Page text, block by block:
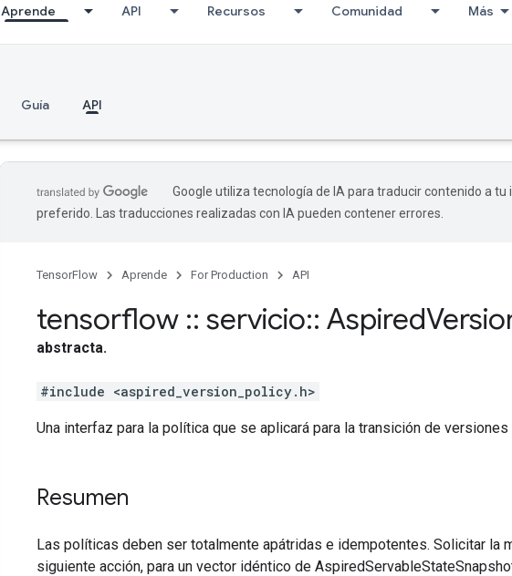
Aprende API Recursos Comunidad Más
Guía API
Google utiliza tecnología de IA para traducir contenido a tu
preferido. Las traducciones realizadas con IA pueden contener errores.
TensorFlow Aprende For Production API
tensorflow :: servicio:: Aspired
abstracta.
#include <aspired_version_policy.h>
Una interfaz para la política que se aplicará para la transición de
Resumen
Las políticas deben ser totalmente apátridas e idempotentes. Solicitar la
siguiente acción, para un vector idéntico de